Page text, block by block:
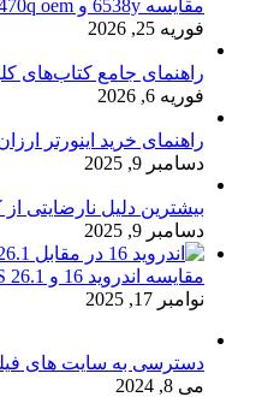
مقایسه 6538y و intel xeon platinum 8470q oem
فوریه 25, 2026
راهنمای جامع کتاب‌های
فوریه 6, 2026
راهنمای خرید اینورتر
دسامبر 9, 2025
بیشترین دلیل
دسامبر 9, 2025
مقایسه اندروید 16 و iOS 26.1: بررسی کامل سرعت، امنیت و تجربه کاربری
نوامبر 17, 2025
دسترسی به سایت های
می 8, 2024